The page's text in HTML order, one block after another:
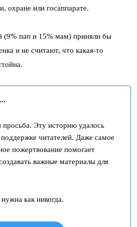
охране или госаппарате.
(9% пап и 15% мам) приняли бы
и не считают, что какая-то
Эту историю удалось
поддержке читателей. Даже самое
пожертвование помогает
важные материалы для
как никогда.